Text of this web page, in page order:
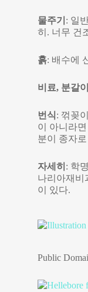
물주기 : 일
히. 너무 건
흙: 배수에
비료, 분갈이
번식: 꺾꽂
이 아니라
분이 종자
자세히 : 학
나리아재비
이 있다.
Public